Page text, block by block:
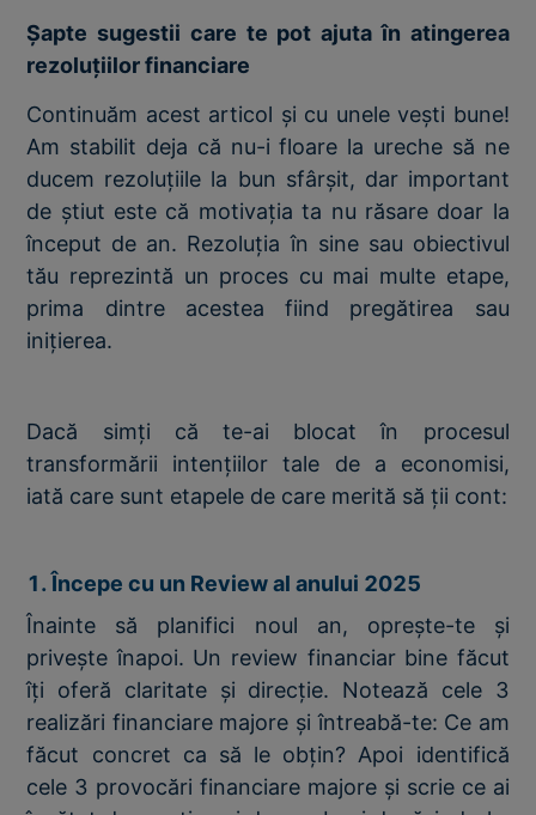
Șapte sugestii care te pot ajuta în atingerea
rezoluțiilor financiare
Continuăm acest articol și cu unele vești bune!
Am stabilit deja că nu-i floare la ureche să ne
ducem rezoluțiile la bun sfârșit, dar important
de știut este că motivația ta nu răsare doar la
început de an. Rezoluția în sine sau obiectivul
tău reprezintă un proces cu mai multe etape,
prima dintre acestea fiind pregătirea sau
inițierea.
Dacă simți că te-ai blocat în procesul
transformării intențiilor tale de a economisi,
iată care sunt etapele de care merită să ții cont:
1. Începe cu un Review al anului 2025
Înainte să planifici noul an, oprește-te și
privește înapoi. Un review financiar bine făcut
îți oferă claritate și direcție. Notează cele 3
realizări financiare majore și întreabă-te: Ce am
făcut concret ca să le obțin? Apoi identifică
cele 3 provocări financiare majore și scrie ce ai